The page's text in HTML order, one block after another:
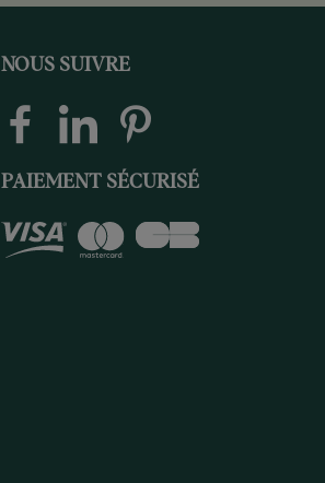
NOUS SUIVRE
PAIEMENT SÉCURISÉ